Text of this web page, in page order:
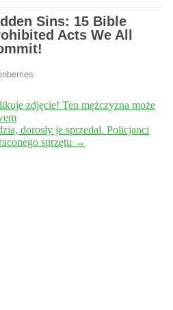
zdjęcie! Ten mężczyzna może
dorosły je sprzedał. Policjanci
sprzętu →